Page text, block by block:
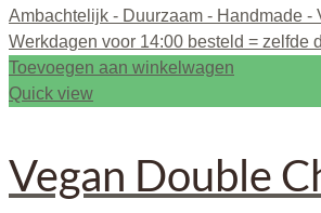
Toevoegen aan winkelwagen
Quick view
Vegan Double